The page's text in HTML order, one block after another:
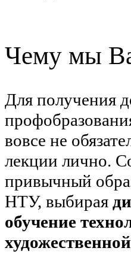
Чему мы
Для получения
вовсе не
лекции лично.
привычный
НТУ, выбирая
обучение